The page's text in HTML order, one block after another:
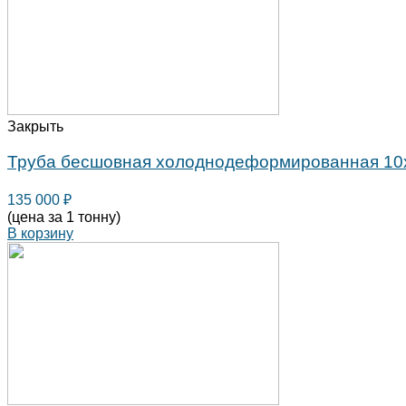
Закрыть
Труба бесшовная холоднодеформированная
135 000 ₽
(цена за 1 тонну)
В корзину